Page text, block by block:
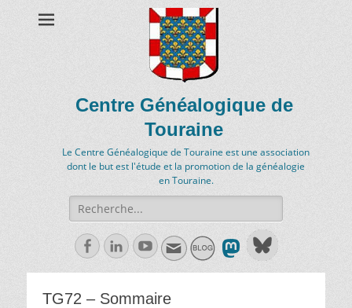
Centre Généalogique de
Touraine
Le Centre Généalogique de Touraine est une association
dont le but est l'étude et la promotion de la généalogie
en Touraine.
Recherche
de:
FacebookLinkedln
Youtube
TG72 – Sommaire